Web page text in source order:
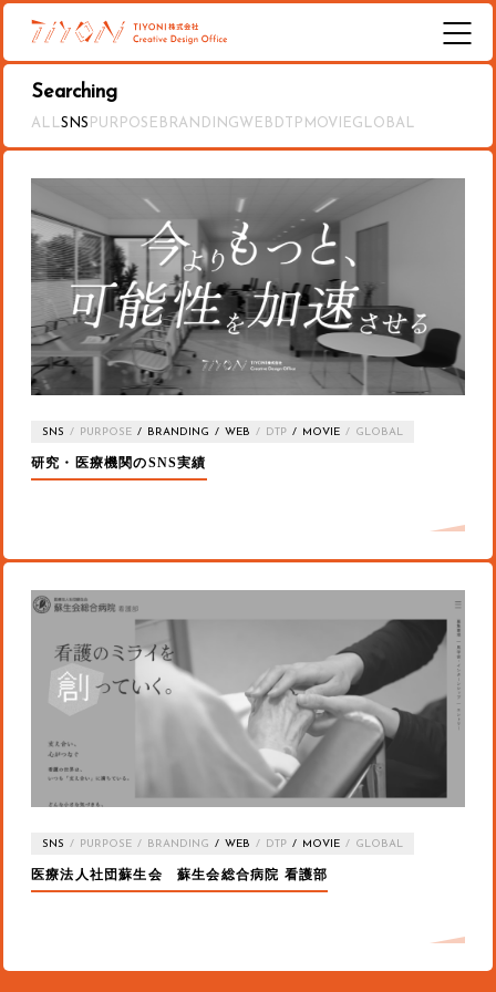
Searching
ALLSNS PURPOSE BRANDINGWEB DTP MOVIEGLOBAL
SNS PURPOSE BRANDING WEB DTP MOVIE GLOBAL
研究・医療機関のSNS実績
SNS PURPOSE BRANDING WEB DTP MOVIE GLOBAL
医療法人社団蘇生会 蘇生会総合病院 看護部